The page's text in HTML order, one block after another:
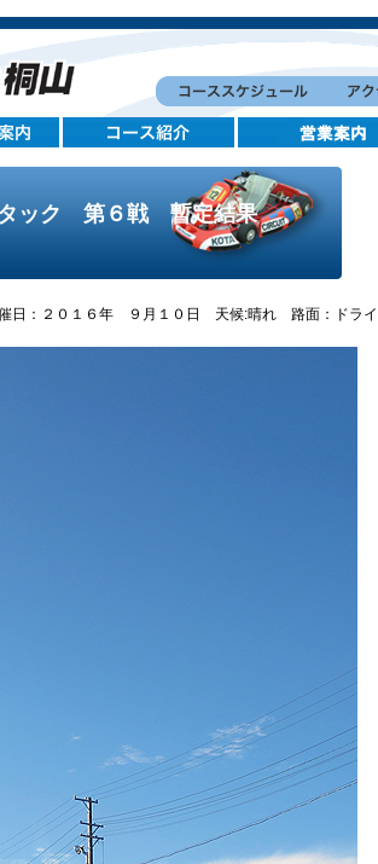
タック 第６戦 暫定結果
日：２０１６年 ９月１０日 天候:晴れ 路面：ドライ